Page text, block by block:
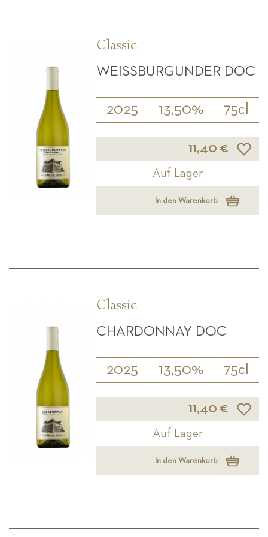
Classic
WEISSBURGUNDER DOC
2025 13,50% 75cl
11,40 €
Auf Lager
In den Warenkorb
Classic
CHARDONNAY DOC
2025 13,50% 75cl
11,40 €
Auf Lager
In den Warenkorb